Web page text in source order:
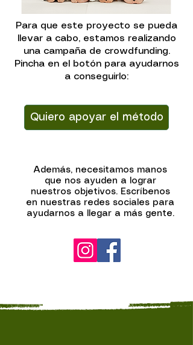
Para que este proyecto se pueda
llevar a cabo, estamos realizando
una campaña de crowdfunding.
Pincha en el botón para ayudarnos
a conseguirlo:
Quiero apoyar el método
Además, necesitamos manos
que nos ayuden a lograr
nuestros objetivos. Escríbenos
en nuestras redes sociales para
ayudarnos a llegar a más gente.